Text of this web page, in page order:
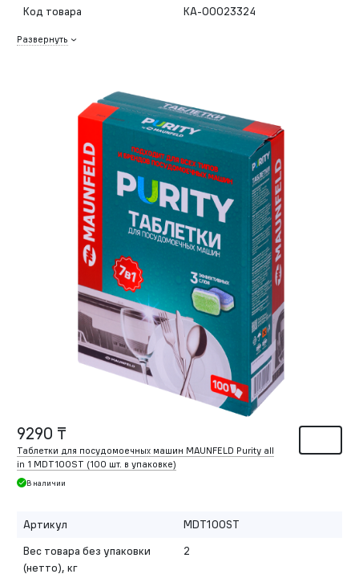
Код товара
КА-00023324
Развернуть
9290 ₸
Таблетки для посудомоечных машин MAUNFELD Purity all
in 1 MDT100ST (100 шт. в упаковке)
В наличии
Артикул
MDT100ST
Вес товара без упаковки
(нетто), кг
2